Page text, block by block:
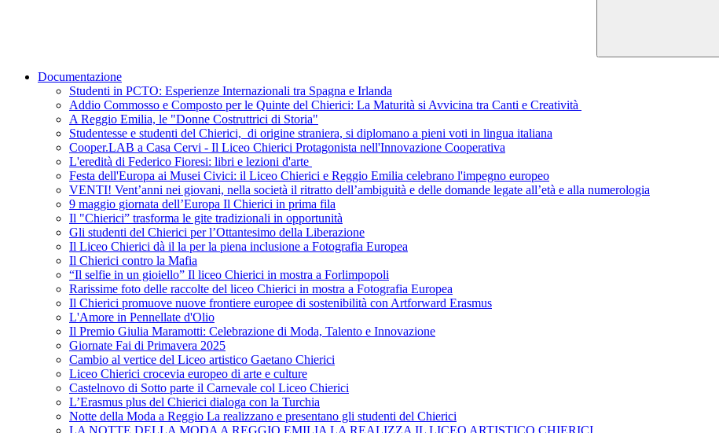
Documentazione
Studenti in PCTO: Esperienze Internazionali tra Spagna e Irlanda
Addio Commosso e Composto per le Quinte del Chierici: La Maturità si Avvicina tra Canti e Creatività
A Reggio Emilia, le "Donne Costruttrici di Storia"
Studentesse e studenti del Chierici, di origine straniera, si diplomano a pieni voti in lingua italiana
Cooper.LAB a Casa Cervi - Il Liceo Chierici Protagonista nell'Innovazione Cooperativa
L'eredità di Federico Fioresi: libri e lezioni d'arte
Festa dell'Europa ai Musei Civici: il Liceo Chierici e Reggio Emilia celebrano l'impegno europeo
VENTI! Vent’anni nei giovani, nella società il ritratto dell’ambiguità e delle domande legate all’età e alla numerologia
9 maggio giornata dell’Europa Il Chierici in prima fila
Il "Chierici” trasforma le gite tradizionali in opportunità
Gli studenti del Chierici per l’Ottantesimo della Liberazione
Il Liceo Chierici dà il la per la piena inclusione a Fotografia Europea
Il Chierici contro la Mafia
“Il selfie in un gioiello” Il liceo Chierici in mostra a Forlimpopoli
Rarissime foto delle raccolte del liceo Chierici in mostra a Fotografia Europea
Il Chierici promuove nuove frontiere europee di sostenibilità con Artforward Erasmus
L'Amore in Pennellate d'Olio
Il Premio Giulia Maramotti: Celebrazione di Moda, Talento e Innovazione
Giornate Fai di Primavera 2025
Cambio al vertice del Liceo artistico Gaetano Chierici
Liceo Chierici crocevia europeo di arte e culture
Castelnovo di Sotto parte il Carnevale col Liceo Chierici
L’Erasmus plus del Chierici dialoga con la Turchia
Notte della Moda a Reggio La realizzano e presentano gli studenti del Chierici